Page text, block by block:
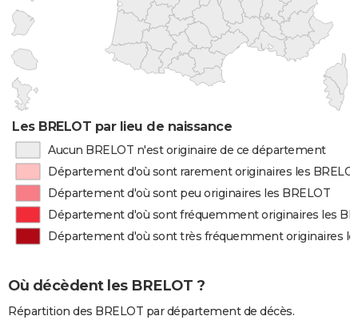
Les BRELOT par lieu de naissance
Aucun BRELOT n'est originaire de ce département
Département d'où sont rarement originaires les
Département d'où sont peu originaires les BRELOT
Département d'où sont fréquemment originaires les
Département d'où sont très fréquemment originaires
Où décèdent les BRELOT ?
Répartition des BRELOT par département de décès.